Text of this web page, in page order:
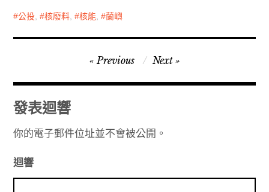
公投 , 核廢料 , 核能 , 蘭嶼
章
導
覽
Previous Next
發表迴響
你的電子郵件位址並不會被公開。
迴響